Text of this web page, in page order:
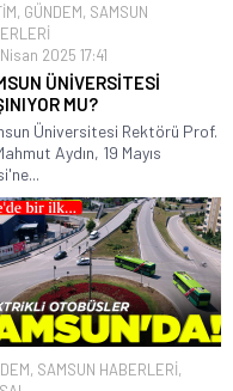
, GÜNDEM, SAMSUN
2025 17:41
ÜNİVERSİTESİ
MU?
Üniversitesi Rektörü Prof.
Aydın, 19 Mayıs
, SAMSUN HABERLERİ,